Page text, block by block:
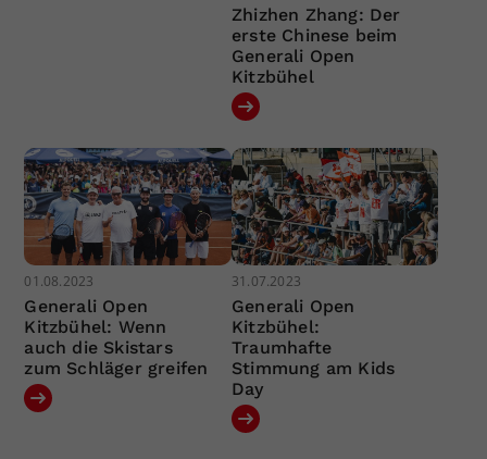
Zhizhen Zhang: Der
erste Chinese beim
Generali Open
Kitzbühel
01.08.2023
Generali Open
Kitzbühel: Wenn
auch die Skistars
zum Schläger greifen
31.07.2023
Generali Open
Kitzbühel:
Traumhafte
Stimmung am Kids
Day